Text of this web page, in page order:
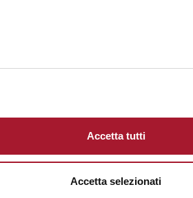
Accetta tutti
Accetta selezionati